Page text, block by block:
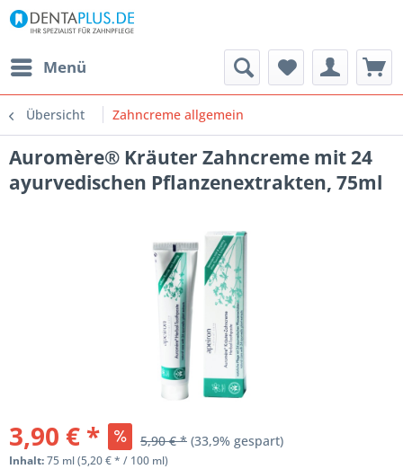
Menü
Übersicht Zahncreme allgemein
Auromère® Kräuter Zahncreme mit 24
ayurvedischen Pflanzenextrakten, 75ml
3,90 € * 5,90 € * (33,9% gespart)
Inhalt:75 ml (5,20 € * / 100 ml)